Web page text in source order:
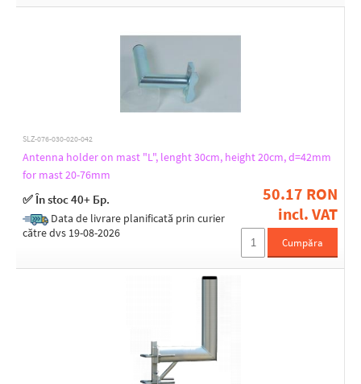
SLZ-076-030-020-042
Antenna holder on mast "L", lenght 30cm, height 20cm, d=42mm
for mast 20-76mm
✅ În stoc 40+ Бр.
Data de livrare planificată prin curier
către dvs 19-08-2026
50.17 RON
incl. VAT
Cumpăra